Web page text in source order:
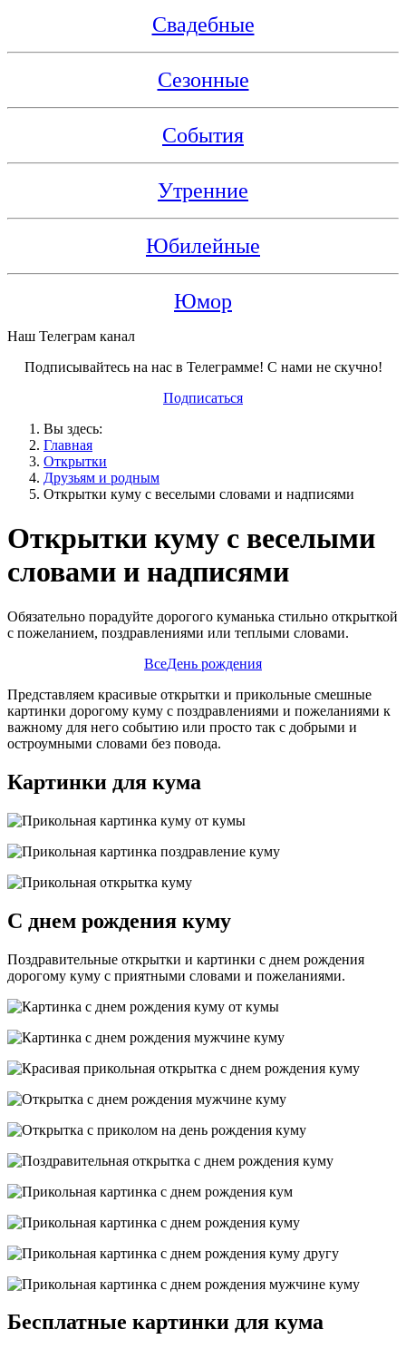
Свадебные
Сезонные
События
Утренние
Юбилейные
Юмор
Наш Телеграм канал
Подписывайтесь на нас в Телеграмме! С нами не скучно!
Подписаться
Вы здесь:
Главная
Открытки
Друзьям и родным
Открытки куму с веселыми словами и надписями
Открытки куму с веселыми
словами и надписями
Обязательно порадуйте дорогого куманька стильно открыткой
с пожеланием, поздравлениями или теплыми словами.
ВсеДень рождения
Представляем красивые открытки и прикольные смешные
картинки дорогому куму с поздравлениями и пожеланиями к
важному для него событию или просто так с добрыми и
остроумными словами без повода.
Картинки для кума
С днем рождения куму
Поздравительные открытки и картинки с днем рождения
дорогому куму с приятными словами и пожеланиями.
Бесплатные картинки для кума